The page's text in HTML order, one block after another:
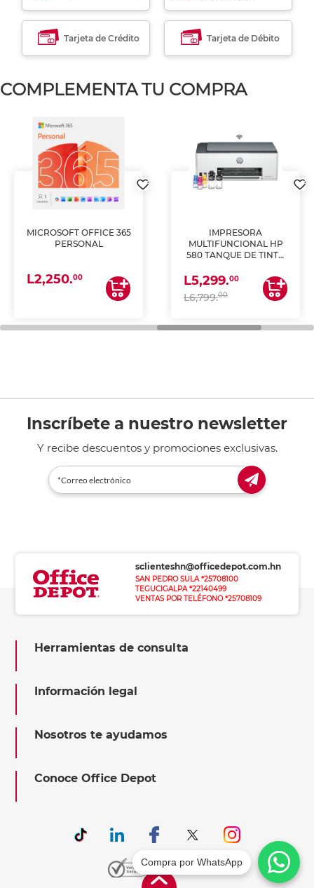
Tarjeta de Crédito Tarjeta de Débito
COMPLEMENTA TU COMPRA
MICROSOFT OFFICE 365
PERSONAL
L2,250.00
IMPRESORA
MULTIFUNCIONAL HP
580 TANQUE DE TINTA
ESCANEA)
L5,299.00
L6,799.00
Inscríbete a nuestro newsletter
Y recibe descuentos y promociones exclusivas.
sclienteshn@officedepot.com.hn
SAN PEDRO SULA *25708100
TEGUCIGALPA *22140499
VENTAS POR TELÉFONO *25708109
Herramientas de consulta
Información legal
Nosotros te ayudamos
Conoce Office Depot
Compra por WhatsApp